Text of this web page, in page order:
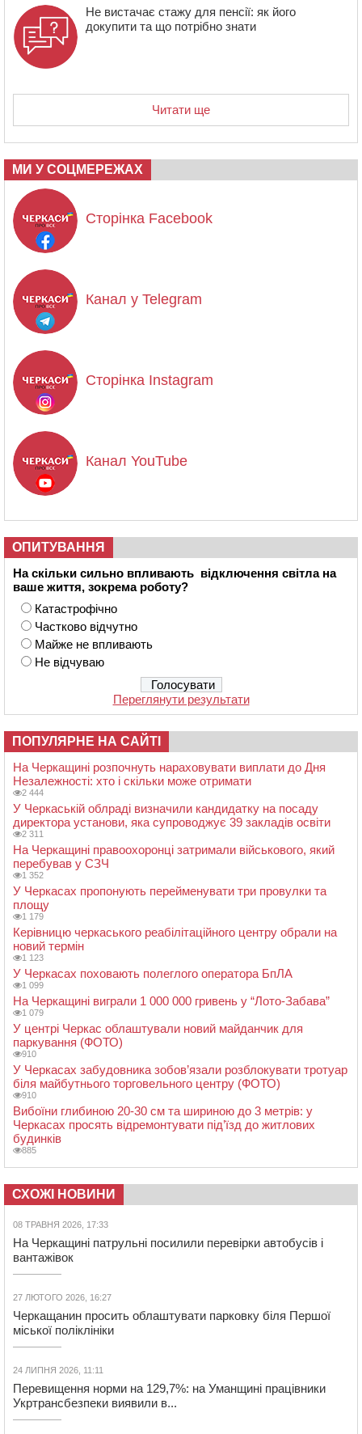
Не вистачає стажу для пенсії: як його
докупити та що потрібно знати
Читати ще
МИ У СОЦМЕРЕЖАХ
Сторінка Facebook
Канал у Telegram
Сторінка Instagram
Канал YouTube
ОПИТУВАННЯ
На скільки сильно впливають відключення світла на
ваше життя, зокрема роботу?
Катастрофічно
Частково відчутно
Майже не впливають
Не відчуваю
Переглянути результати
ПОПУЛЯРНЕ НА САЙТІ
На Черкащині розпочнуть нараховувати виплати до Дня
Незалежності: хто і скільки може отримати
2 444
У Черкаській облраді визначили кандидатку на посаду
директора установи, яка супроводжує 39 закладів освіти
2 311
На Черкащині правоохоронці затримали військового, який
перебував у СЗЧ
1 352
У Черкасах пропонують перейменувати три провулки та
площу
1 179
Керівницю черкаського реабілітаційного центру обрали на
новий термін
1 123
У Черкасах поховають полеглого оператора БпЛА
1 099
На Черкащині виграли 1 000 000 гривень у “Лото-Забава”
1 079
У центрі Черкас облаштували новий майданчик для
паркування (ФОТО)
910
У Черкасах забудовника зобов’язали розблокувати тротуар
біля майбутнього торговельного центру (ФОТО)
910
Вибоїни глибиною 20-30 см та шириною до 3 метрів: у
Черкасах просять відремонтувати під’їзд до житлових
будинків
885
СХОЖІ НОВИНИ
08 ТРАВНЯ 2026, 17:33
На Черкащині патрульні посилили перевірки автобусів і
вантажівок
27 ЛЮТОГО 2026, 16:27
Черкащанин просить облаштувати парковку біля Першої
міської поліклініки
24 ЛИПНЯ 2026, 11:11
Перевищення норми на 129,7%: на Уманщині працівники
Укртрансбезпеки виявили в...